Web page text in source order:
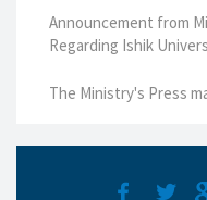
Announcement from
Regarding Ishik
The Ministry's Press